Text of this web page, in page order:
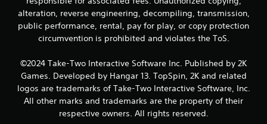
s
s
f
i
alteration, reverse engineering, decompiling, transmission,
public performance, rental, pay for play, or copy protection
circumvention is prohibited and violates the ToS.
©2024 Take-Two Interactive Software Inc. Published by 2K
Games. Developed by Hangar 13. TopSpin, 2K and related
logos are trademarks of Take-Two Interactive Software, Inc.
All other marks and trademarks are the property of their
respective owners. All rights reserved.